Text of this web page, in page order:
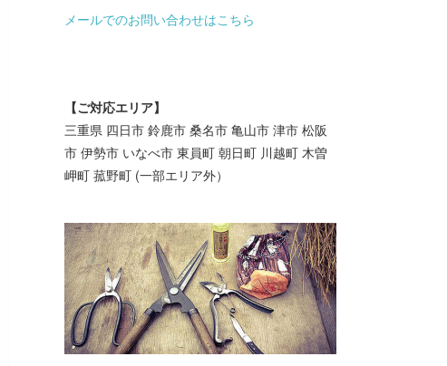
メールでのお問い合わせはこちら
【ご対応エリア】
三重県 四日市 鈴鹿市 桑名市 亀山市 津市 松阪
市 伊勢市 いなべ市 東員町 朝日町 川越町 木曽
岬町 菰野町 (一部エリア外）